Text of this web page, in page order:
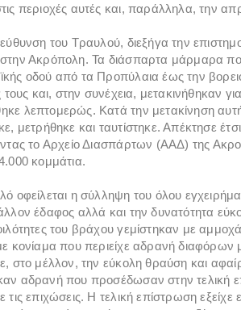
περιοχές αυτές και, παράλληλα, την
του Τραυλού, διεξήγα την
Ακρόπολη. Τα διάσπαρτα μάρμαρα
οδού από τα Προπύλαια έως την
τους και, στην συνέχεια, μετακινήθηκαν
λεπτομερώς. Κατά την μετακίνηση
μετρήθηκε και ταυτίστηκε. Απέκτησε
το Αρχείο Διασπάρτων (ΑΑΔ) της
κομμάτια.
οφείλεται η σύλληψη του όλου
έδαφος αλλά και την δυνατότητα
του βράχου γεμίστηκαν με
κονίαμα που περιείχε αδρανή
στο μέλλον, την εύκολη θραύση και
αδρανή που προσέδωσαν στην τελική
τις επιχώσεις. Η τελική επίστρωση